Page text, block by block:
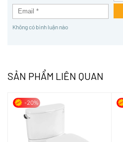
Không có bình luận nào
SẢN PHẨM LIÊN QUAN
-20%